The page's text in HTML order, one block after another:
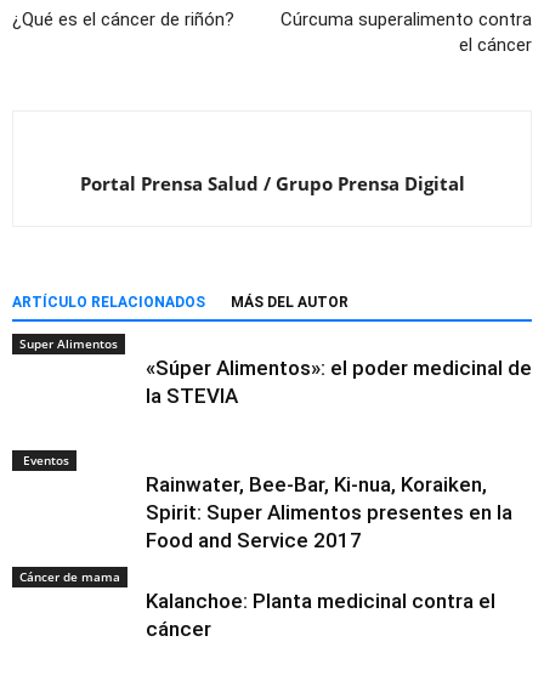
¿Qué es el cáncer de riñón?
Cúrcuma superalimento contra
el cáncer
Portal Prensa Salud / Grupo Prensa Digital
ARTÍCULO RELACIONADOS MÁS DEL AUTOR
Super Alimentos
«Súper Alimentos»: el poder medicinal de
la STEVIA
Eventos
Rainwater, Bee-Bar, Ki-nua, Koraiken,
Spirit: Super Alimentos presentes en la
Food and Service 2017
Cáncer de mama
Kalanchoe: Planta medicinal contra el
cáncer